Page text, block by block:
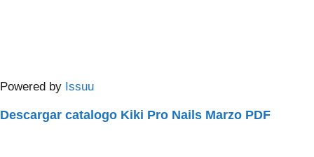
Powered by Issuu
Descargar catalogo Kiki Pro Nails Marzo PDF